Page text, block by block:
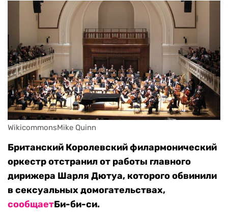
WikicommonsMike Quinn
Британский Королевский филармонический
оркестр отстранил от работы главного
дирижера Шарля Дютуа, которого обвинили
в сексуальных домогательствах,
сообщаетБи-би-си.